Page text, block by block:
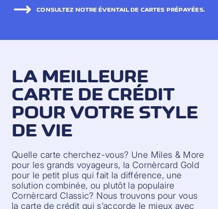
CONSULTEZ NOTRE ÉVENTAIL DE CARTES PRÉPAYÉES.
LA MEILLEURE
CARTE DE CRÉDIT
POUR VOTRE STYLE
DE VIE
Quelle carte cherchez-vous? Une Miles & More
pour les grands voyageurs, la Cornèrcard Gold
pour le petit plus qui fait la différence, une
solution combinée, ou plutôt la populaire
Cornèrcard Classic? Nous trouvons pour vous
la carte de crédit qui s’accorde le mieux avec